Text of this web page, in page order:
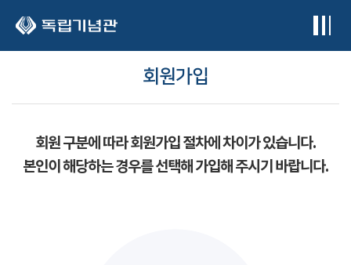
회원가입
회원 구분에 따라 회원가입 절차에 차이가 있습니다.
본인이 해당하는 경우를 선택해 가입해 주시기 바랍니다.